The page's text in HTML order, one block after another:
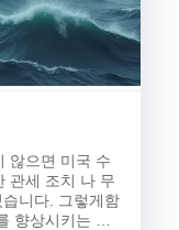
않으면 미국 수
관세 조치 나 무
니다. 그렇게함
향상시키는 데